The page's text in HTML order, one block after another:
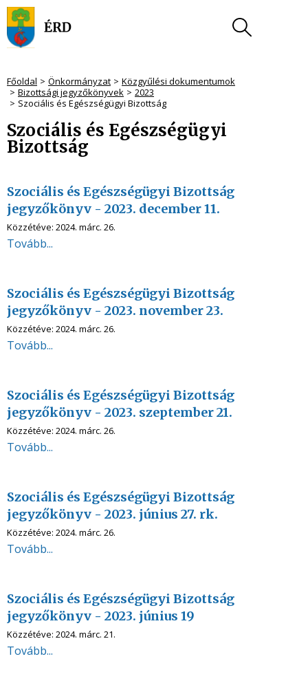
Főoldal Önkormányzat
Közgyűlési dokumentumok
Bizottsági jegyzőkönyvek
2023
Szociális és Egészségügyi Bizottság
Szociális és Egészségügyi
Bizottság
Szociális és Egészségügyi Bizottság
jegyzőkönyv - 2023. december 11.
Közzétéve: 2024. márc. 26.
Tovább...
Szociális és Egészségügyi Bizottság
jegyzőkönyv - 2023. november 23.
Közzétéve: 2024. márc. 26.
Tovább...
Szociális és Egészségügyi Bizottság
jegyzőkönyv - 2023. szeptember 21.
Közzétéve: 2024. márc. 26.
Tovább...
Szociális és Egészségügyi Bizottság
jegyzőkönyv - 2023. június 27. rk.
Közzétéve: 2024. márc. 26.
Tovább...
Szociális és Egészségügyi Bizottság
jegyzőkönyv - 2023. június 19
Közzétéve: 2024. márc. 21.
Tovább...